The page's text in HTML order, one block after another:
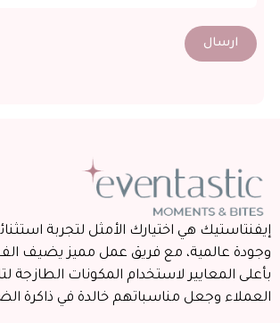
ارسال
هي اختيارك الأمثل لتجربة
عالمية، مع فريق عمل مميز يضيف
المعايير لاستخدام المكونات الطازجة
وجعل مناسباتهم خالدة في ذاكرة